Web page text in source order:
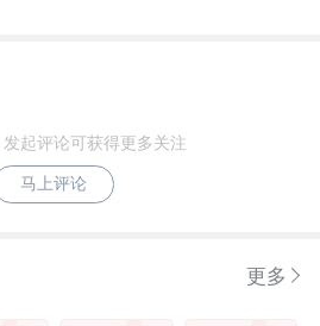
起评论可获得更多关注
马上评论
更多